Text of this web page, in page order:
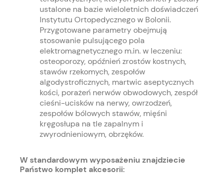
ustalone na bazie wieloletnich doświadczeń
Instytutu Ortopedycznego w Bolonii.
Przygotowane parametry obejmują
stosowanie pulsującego pola
elektromagnetycznego m.in. w leczeniu:
osteoporozy, opóźnień zrostów kostnych,
stawów rzekomych, zespołów
algodystroficznych, martwic aseptycznych
kości, porażeń nerwów obwodowych, zespół
cieśni-ucisków na nerwy, owrzodzeń,
zespołów bólowych stawów, mięśni
kręgosłupa na tle zapalnym i
zwyrodnieniowym, obrzęków.
W standardowym wyposażeniu znajdziecie
Państwo komplet akcesorii: